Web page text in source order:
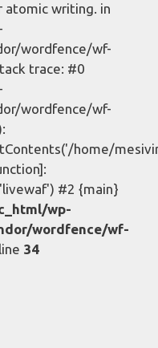
atomic writing. in
wordfence/wf-
trace: #0
wordfence/wf-
home/
#2 {main}
wp-
wordfence/wf-
34